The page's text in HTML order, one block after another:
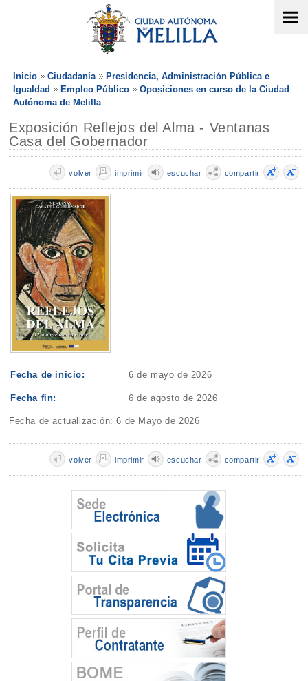
Inicio Ciudadanía
Presidencia, Administración Pública e
Igualdad
Empleo Público
Oposiciones en curso de la Ciudad
Autónoma de Melilla
Exposición Reflejos del Alma - Ventanas
Casa del Gobernador
compartir
escuchar
imprimir
volver
Fecha de inicio: 6 de mayo de 2026
Fecha fin: 6 de agosto de 2026
Fecha de actualización: 6 de Mayo de 2026
compartir
escuchar
imprimir
volver